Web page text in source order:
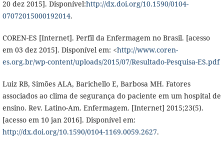
20 dez 2015]. Disponível:http://dx.doi.org/10.1590/0104-
07072015000192014.
COREN-ES [Internet]. Perfil da Enfermagem no Brasil. [acesso
em 03 dez 2015]. Disponível em: <http://www.coren-
es.org.br/wp-content/uploads/2015/07/Resultado-Pesquisa-ES.pdf
Luiz RB, Simões ALA, Barichello E, Barbosa MH. Fatores
associados ao clima de segurança do paciente em um hospital de
ensino. Rev. Latino-Am. Enfermagem. [Internet] 2015;23(5).
[acesso em 10 jan 2016]. Disponível em:
http://dx.doi.org/10.1590/0104-1169.0059.2627.